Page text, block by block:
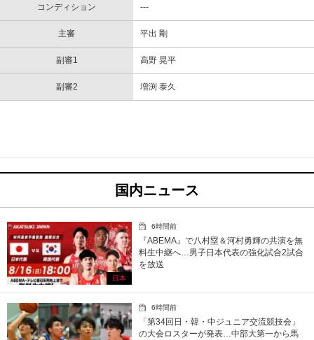
コンディション ---
主審 平出 剛
副審1 高野 晃平
副審2 増渕 泰久
国内ニュース
日本
6時間前
『ABEMA』で八村塁＆河村勇輝の共演を無
料生中継へ…男子日本代表の強化試合2試合
を放送
6時間前
「第34回日・韓・中ジュニア交流競技会」
の大会ロスターが発表…中部大第一から馬